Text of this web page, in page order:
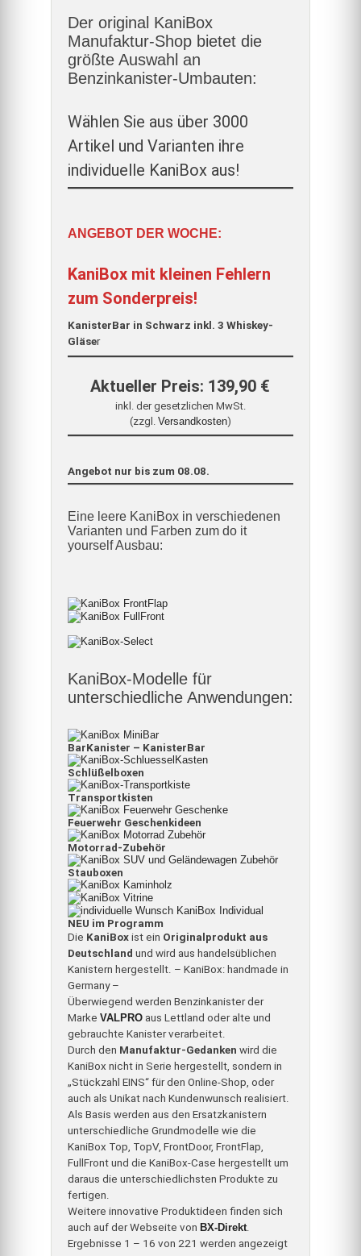
Der original KaniBox
Manufaktur-Shop bietet die
größte Auswahl an
Benzinkanister-Umbauten:
Wählen Sie aus über 3000
Artikel und Varianten ihre
individuelle KaniBox aus!
ANGEBOT DER WOCHE:
KaniBox mit kleinen Fehlern
zum Sonderpreis!
KanisterBar in Schwarz inkl. 3 Whiskey-
Gläser
Aktueller Preis: 139,90 €
inkl. der gesetzlichen MwSt.
(zzgl. Versandkosten)
Angebot nur bis zum 08.08.
Eine leere KaniBox in verschiedenen
Varianten und Farben zum do it
yourself Ausbau:
KaniBox-Modelle für
unterschiedliche Anwendungen:
BarKanister – KanisterBar
Schlüßelboxen
Transportkisten
Feuerwehr Geschenkideen
Motorrad-Zubehör
Stauboxen
NEU im Programm
Die KaniBoxist ein Originalprodukt aus
Deutschland und wird aus handelsüblichen
Kanistern hergestellt. – KaniBox: handmade in
Germany –
Überwiegend werden Benzinkanister der
Marke VALPROaus Lettland oder alte und
gebrauchte Kanister verarbeitet.
Durch den Manufaktur-Gedanken wird die
KaniBox nicht in Serie hergestellt, sondern in
„Stückzahl EINS“ für den Online-Shop, oder
auch als Unikat nach Kundenwunsch realisiert.
Als Basis werden aus den Ersatzkanistern
unterschiedliche Grundmodelle wie die
KaniBox Top, TopV, FrontDoor, FrontFlap,
FullFront und die KaniBox-Case hergestellt um
daraus die unterschiedlichsten Produkte zu
fertigen.
Weitere innovative Produktideen finden sich
auch auf der Webseite von BX-Direkt.
Ergebnisse 1 – 16 von 221 werden angezeigt